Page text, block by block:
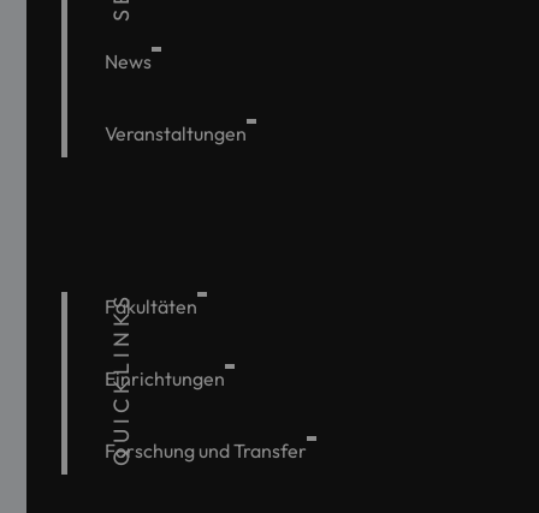
News
Veranstaltungen
QUICKLINKS
Fakultäten
Einrichtungen
Forschung und Transfer